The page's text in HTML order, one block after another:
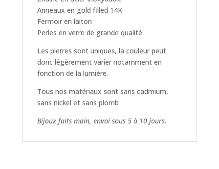
Anneaux en gold filled 14K
Fermoir en laiton
Perles en verre de grande qualité
Les pierres sont uniques, la couleur peut
donc légèrement varier notamment en
fonction de la lumière.
Tous nos matériaux sont sans cadmium,
sans nickel et sans plomb
Bijoux faits main, envoi sous 5 à 10 jours.